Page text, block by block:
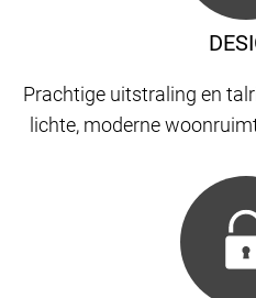
Prachtige uitstraling en
lichte, moderne